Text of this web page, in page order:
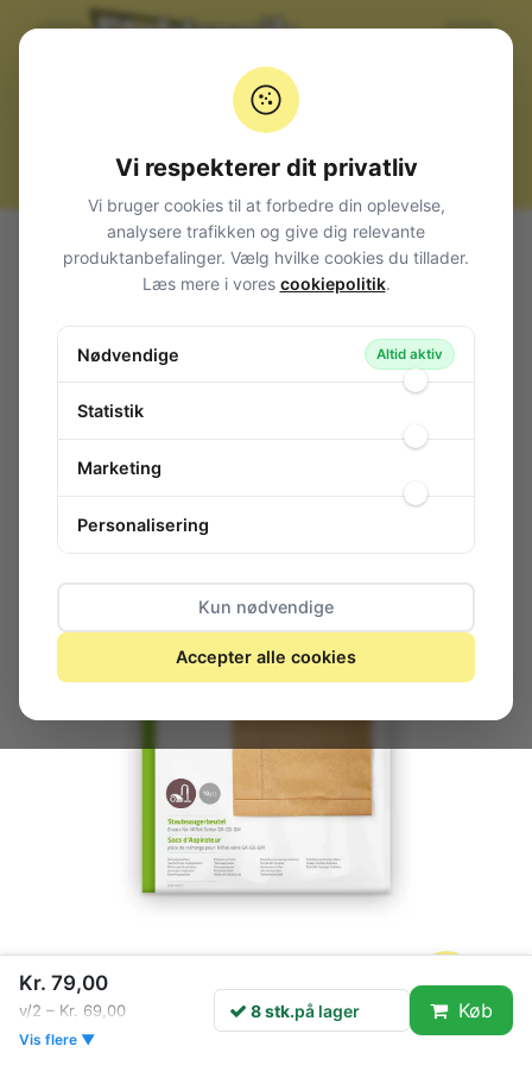
Alle produkter Hjemmet
Støvsuger + tilbehør
Støvsugerposer
Støvsugerposer 10 stk. for Nilfisk GA - GS - GM series
Støvsugerposer 10 stk. for Nilfisk GA -
135-502 / N-BXL-51551/P
8 stk. på lager
Kr. 79,00
v/2 – Kr. 69,00
Vis flere ▼
8 stk.på lager Køb
Vi respekterer dit privatliv
Vi bruger cookies til at forbedre din oplevelse,
analysere trafikken og give dig relevante
produktanbefalinger. Vælg hvilke cookies du tillader.
Læs mere i vores cookiepolitik.
Nødvendige Altid aktiv
Statistik
Marketing
Personalisering
Kun nødvendige
Accepter alle cookies